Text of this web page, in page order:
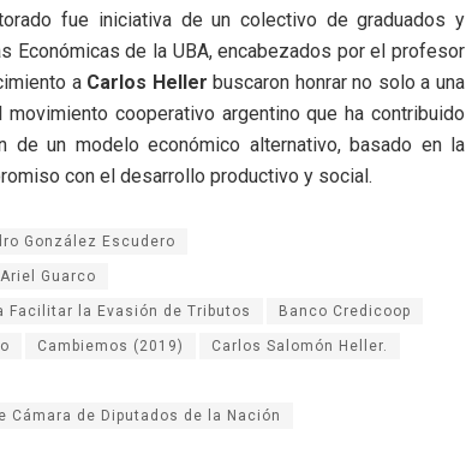
fue iniciativa de un colectivo de graduados y
Económicas de la UBA, encabezados por el profesor
a Carlos Heller buscaron honrar no solo a una
cooperativo argentino que ha contribuido
de un modelo económico alternativo, basado en la
con el desarrollo productivo y social.
González Escudero
Ariel Guarco
Facilitar la Evasión de Tributos Banco Credicoop
Cambiemos (2019) Carlos Salomón Heller.
Cámara de Diputados de la Nación